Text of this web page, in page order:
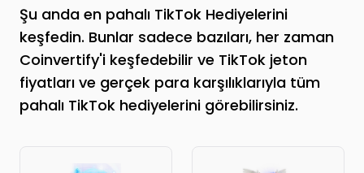
Şu anda en pahalı TikTok Hediyelerini
keşfedin. Bunlar sadece bazıları, her zaman
Coinvertify'i keşfedebilir ve TikTok jeton
fiyatları ve gerçek para karşılıklarıyla tüm
pahalı TikTok hediyelerini görebilirsiniz.